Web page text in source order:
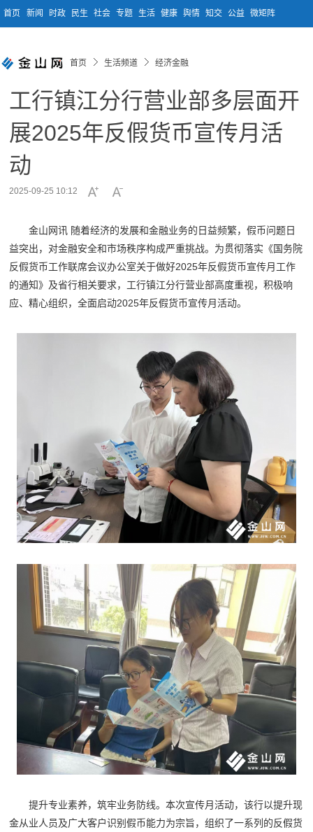
首页 新闻 时政 民生 社会 专题 生活 健康 舆情 知交 公益 微矩阵
首页 生活频道 经济金融
工行镇江分行营业部多层面开
展2025年反假货币宣传月活
动
2025-09-25 10:12
金山网讯 随着经济的发展和金融业务的日益频繁，假币问题日
益突出，对金融安全和市场秩序构成严重挑战。为贯彻落实《国务院
反假货币工作联席会议办公室关于做好2025年反假货币宣传月工作
的通知》及省行相关要求，工行镇江分行营业部高度重视，积极响
应、精心组织，全面启动2025年反假货币宣传月活动。
提升专业素养，筑牢业务防线。本次宣传月活动，该行以提升现
金从业人员及广大客户识别假币能力为宗旨，组织了一系列的反假货